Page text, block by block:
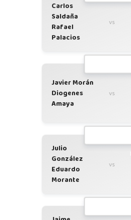
Carlos
Saldaña
Rafael
Palacios
vs
Javier Morán
Diogenes
Amaya
vs
Julio
González
Eduardo
Morante
vs